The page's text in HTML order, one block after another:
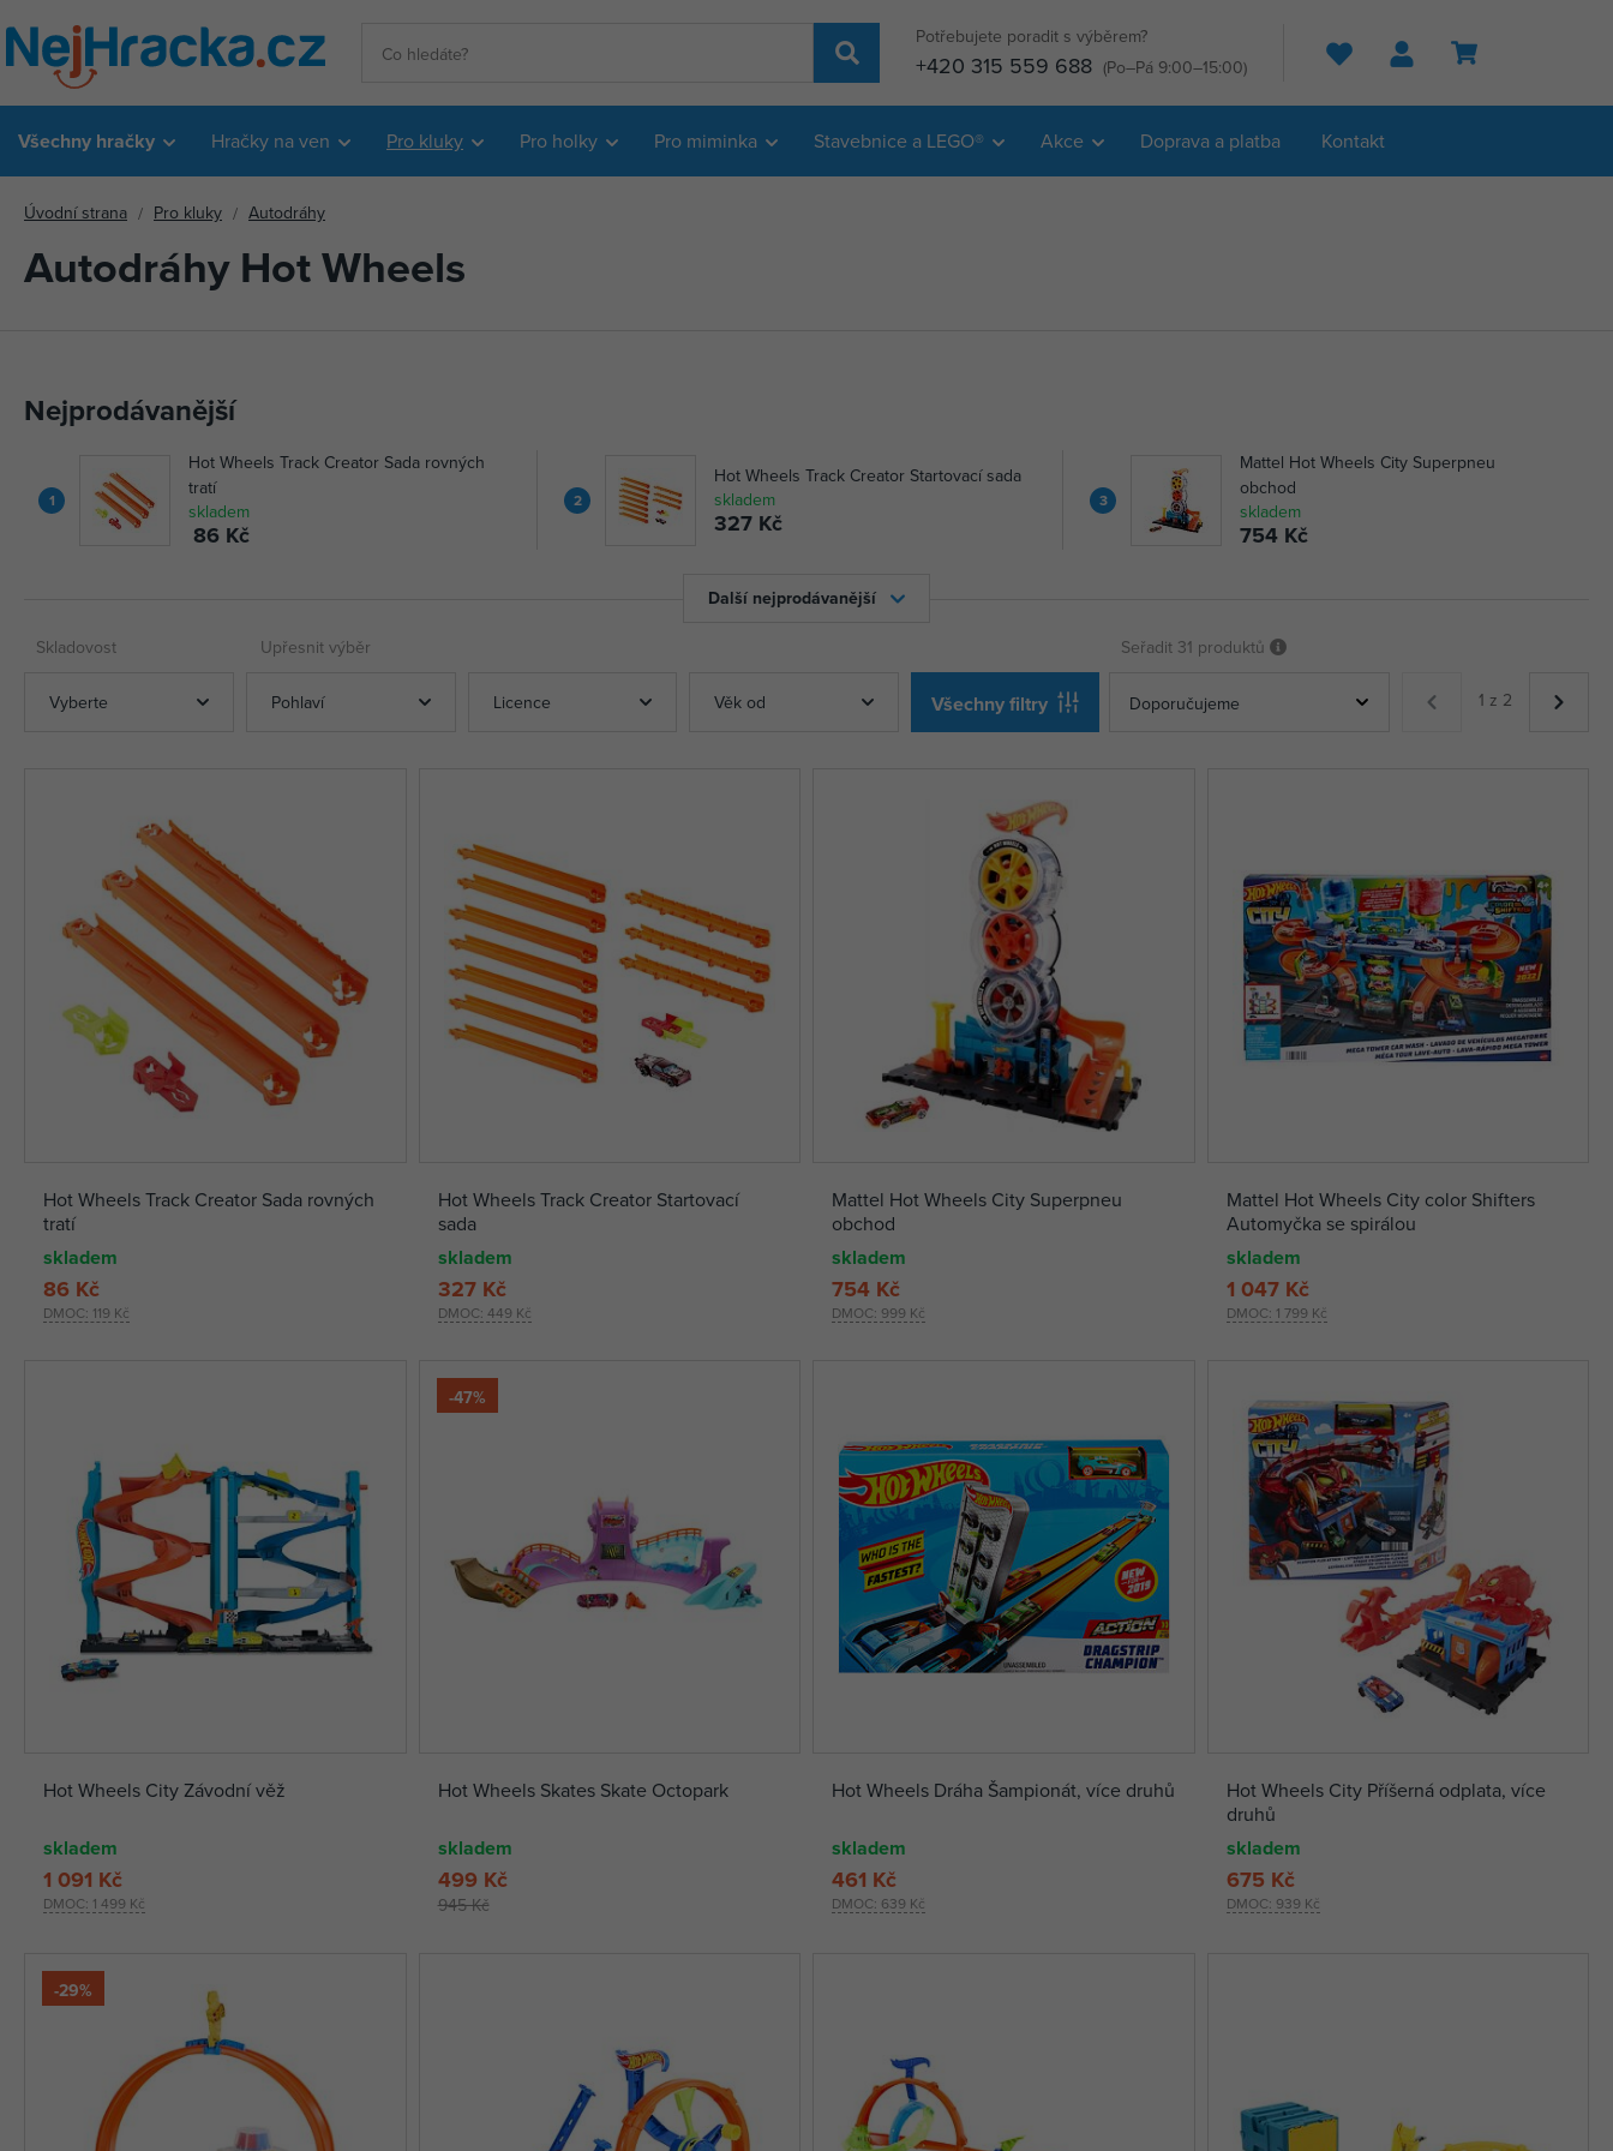
Potřebujete poradit s výběrem?
+420 315 559 688 (Po–Pá 9:00–15:00) Hledat
Všechny hračky Hračky na ven Pro kluky Pro holky Pro miminka Stavebnice a LEGO® Akce Doprava a platba Kontakt
Úvodní strana Pro kluky Autodráhy
Autodráhy Hot Wheels
Nejprodávanější
1
Hot Wheels Track Creator Sada rovných
tratí
skladem
86 Kč
2
Hot Wheels Track Creator Startovací sada
skladem
327 Kč
3
Mattel Hot Wheels City Superpneu
obchod
skladem
754 Kč
Další nejprodávanější
Skladovost Upřesnit výběr
Vyberte Pohlaví Licence Věk od Všechny filtry
Seřadit 31 produktů
1 z 2
Hot Wheels Track Creator Sada rovných
tratí
skladem
DMOC: 119 Kč
86 Kč
Hot Wheels Track Creator Startovací
sada
skladem
DMOC: 449 Kč
327 Kč
Mattel Hot Wheels City Superpneu
obchod
skladem
DMOC: 999 Kč
754 Kč
Mattel Hot Wheels City color Shifters
Automyčka se spirálou
skladem
DMOC: 1 799 Kč
1 047 Kč
Hot Wheels City Závodní věž
skladem
DMOC: 1 499 Kč
1 091 Kč
-47%
Hot Wheels Skates Skate Octopark
skladem
945 Kč
499 Kč
Hot Wheels Dráha Šampionát, více druhů
skladem
DMOC: 639 Kč
461 Kč
Hot Wheels City Příšerná odplata, více
druhů
skladem
DMOC: 939 Kč
675 Kč
-29%